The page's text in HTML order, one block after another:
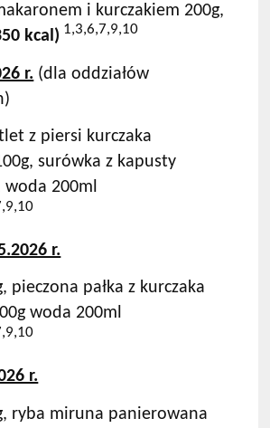
i kurczakiem 200g,
kcal) 1,3,6,7,9,10
r. (dla oddziałów
z piersi kurczaka
surówka z kapusty
woda 200ml
r.
pieczona pałka z kurczaka
woda 200ml
r.
ryba miruna panierowana